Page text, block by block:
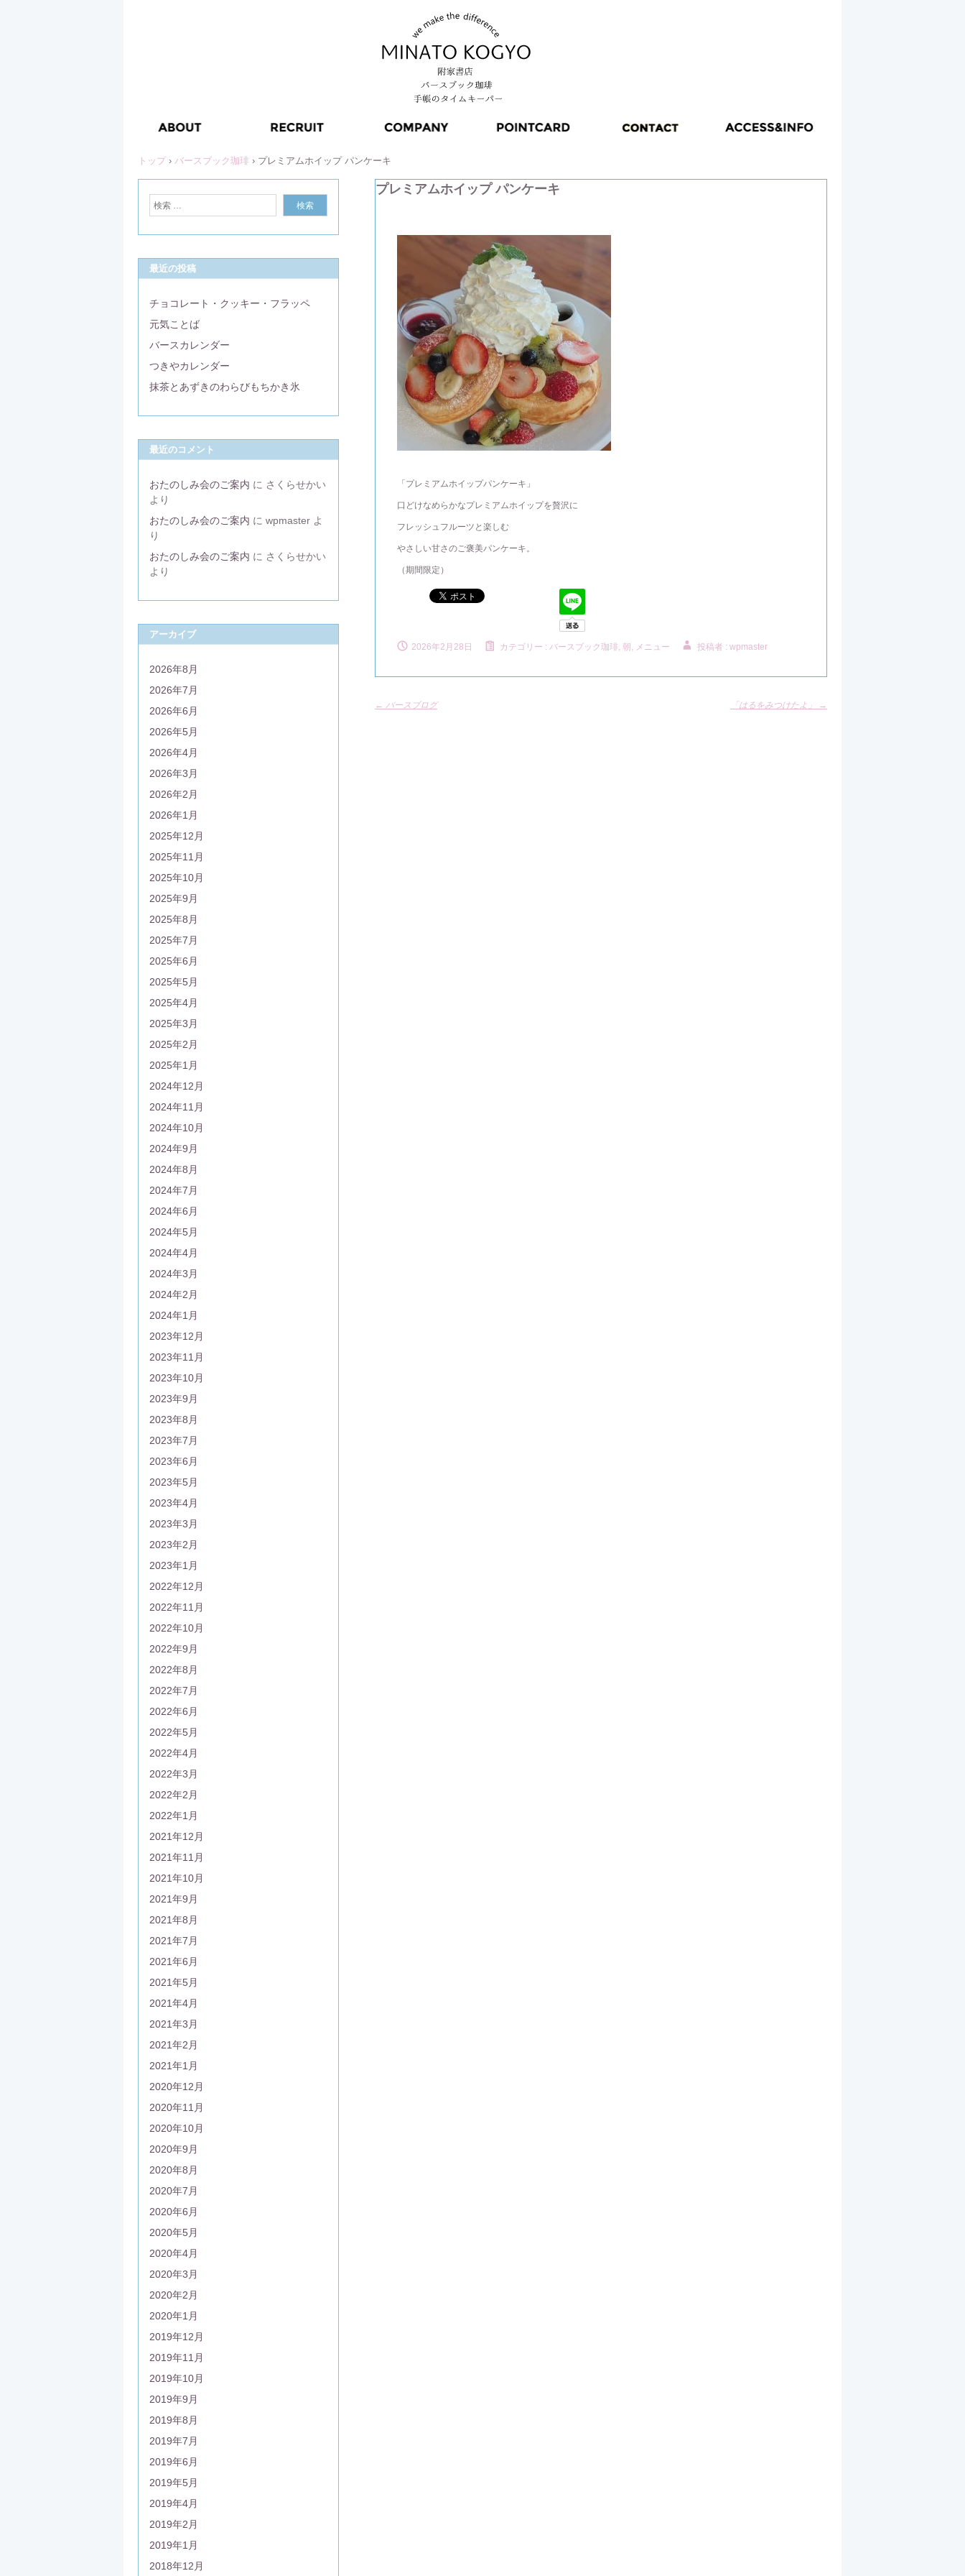
トップ › バースブック珈琲 › プレミアムホイップ パンケーキ
プレミアムホイップ パンケーキ
「プレミアムホイップパンケーキ」
口どけなめらかなプレミアムホイップを贅沢に
フレッシュフルーツと楽しむ
やさしい甘さのご褒美パンケーキ。
（期間限定）
2026年2月28日 カテゴリー : バースブック珈琲 朝, メニュー 投稿者 : wpmaster
← バースブログ 「はるをみつけたよ」 →
最近の投稿
チョコレート・クッキー・フラッペ
元気ことば
バースカレンダー
つきやカレンダー
抹茶とあずきのわらびもちかき氷
最近のコメント
おたのしみ会のご案内 に さくらせかい
より
おたのしみ会のご案内 に wpmaster よ
り
おたのしみ会のご案内 に さくらせかい
より
アーカイブ
2026年8月
2026年7月
2026年6月
2026年5月
2026年4月
2026年3月
2026年2月
2026年1月
2025年12月
2025年11月
2025年10月
2025年9月
2025年8月
2025年7月
2025年6月
2025年5月
2025年4月
2025年3月
2025年2月
2025年1月
2024年12月
2024年11月
2024年10月
2024年9月
2024年8月
2024年7月
2024年6月
2024年5月
2024年4月
2024年3月
2024年2月
2024年1月
2023年12月
2023年11月
2023年10月
2023年9月
2023年8月
2023年7月
2023年6月
2023年5月
2023年4月
2023年3月
2023年2月
2023年1月
2022年12月
2022年11月
2022年10月
2022年9月
2022年8月
2022年7月
2022年6月
2022年5月
2022年4月
2022年3月
2022年2月
2022年1月
2021年12月
2021年11月
2021年10月
2021年9月
2021年8月
2021年7月
2021年6月
2021年5月
2021年4月
2021年3月
2021年2月
2021年1月
2020年12月
2020年11月
2020年10月
2020年9月
2020年8月
2020年7月
2020年6月
2020年5月
2020年4月
2020年3月
2020年2月
2020年1月
2019年12月
2019年11月
2019年10月
2019年9月
2019年8月
2019年7月
2019年6月
2019年5月
2019年4月
2019年2月
2019年1月
2018年12月